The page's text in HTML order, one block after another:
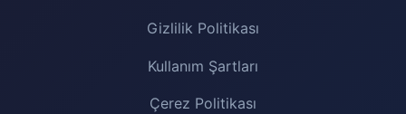
Gizlilik Politikası
Kullanım Şartları
Çerez Politikası